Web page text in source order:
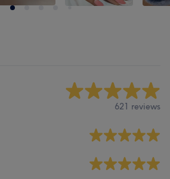
621 reviews